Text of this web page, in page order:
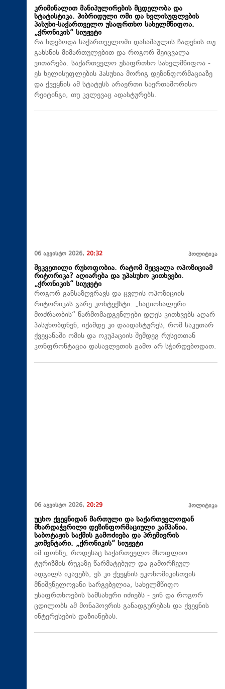
კრიმინალით მანიპულირების მცდელობა და
სტატისტიკა. ჰიბრიდული ომი და ხელისუფლების
პასუხი-საქართველო უსაფრთხო სახელმწიფოა.
„ქრონიკის“ სიუჟეტი
რა ხდებოდა საქართველოში დანაშაულის ჩადენის თუ
გახსნის მიმართულებით და როგორ შეიცვალა
ვითარება. საქართველო უსაფრთხო სახელმწიფოა -
ეს ხელისუფლების პასუხია მორიგ დეზინფორმაციაზე
და ქვეყნის ამ სტატუსს არაერთი საერთაშორისო
რეიტინგი, თუ კვლევაც ადასტურებს.
06 აგვისტო 2026, 20:32 პოლიტიკა
შეკვეთილი რუსოფობია. რატომ შეცვალა ოპოზიციამ
რიტორიკა? აღიარება და უპასუხო კითხვები.
„ქრონიკის“ სიუჟეტი
როგორ განსაზღვრავს და ცვლის ოპოზიციის
რიტორიკას გარე კონტექსტი. „ნაციონალური
მოძრაობის“ წარმომადგენლები დღეს კითხვებს აღარ
პასუხობდნენ, იქამდე კი დაადასტურეს, რომ საკუთარ
ქვეყანაში ომის და ოკუპაციის შემდეგ რუსეთთან
კონფრონტაცია დასავლეთის გამო არ სჭირდებოდათ.
06 აგვისტო 2026, 20:29 პოლიტიკა
უცხო ქვეყნიდან მართული და საქართველოდან
მხარდაჭერილი დეზინფორმაციული კამპანია.
საბოტაჟის საქმის გამოძიება და პრემიერის
კომენტარი. „ქრონიკის“ სიუჟეტი
იმ ფონზე, როდესაც საქართველო მსოფლიო
ტურიზმის რუკაზე წარმატებულ და გამორჩეულ
ადგილს იკავებს, ეს კი ქვეყნის ეკონომიკისთვის
მნიშვნელოვანი სარგებელია, სახელმწიფო
უსაფრთხოების სამსახური იძიებს - ვინ და როგორ
ცდილობს ამ მონაპოვრის განადგურებას და ქვეყნის
ინტერესების დაზიანებას.